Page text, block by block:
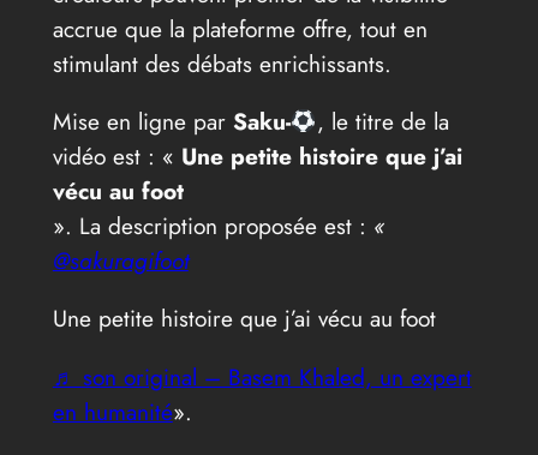
accrue que la plateforme offre, tout en
stimulant des débats enrichissants.
Mise en ligne par Saku-
, le titre de la
vidéo est : « Une petite histoire que j’ai
vécu au foot
». La description proposée est : «
@sakuragifoot
Une petite histoire que j’ai vécu au foot
♬ son original – Basem Khaled, un expert
en humanité».